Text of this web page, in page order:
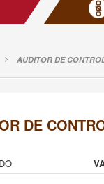
AUDITOR DE
DE